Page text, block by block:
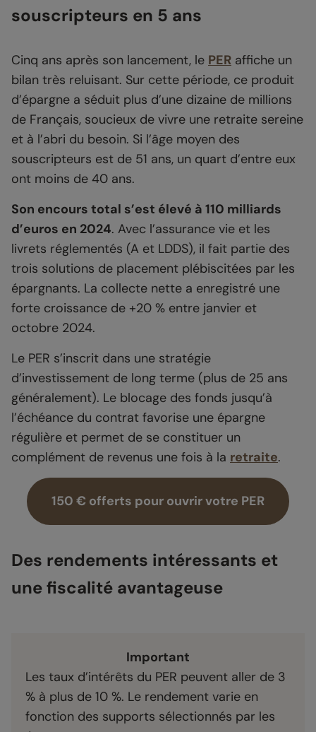
souscripteurs en 5 ans
Cinq ans après son lancement, le PER affiche un
bilan très reluisant. Sur cette période, ce produit
d’épargne a séduit plus d’une dizaine de millions
de Français, soucieux de vivre une retraite sereine
et à l’abri du besoin. Si l’âge moyen des
souscripteurs est de 51 ans, un quart d’entre eux
ont moins de 40 ans.
Son encours total s’est élevé à 110 milliards
d’euros en 2024. Avec l’assurance vie et les
livrets réglementés (A et LDDS), il fait partie des
trois solutions de placement plébiscitées par les
épargnants. La collecte nette a enregistré une
forte croissance de +20 % entre janvier et
octobre 2024.
Le PER s’inscrit dans une stratégie
d’investissement de long terme (plus de 25 ans
généralement). Le blocage des fonds jusqu’à
l’échéance du contrat favorise une épargne
régulière et permet de se constituer un
complément de revenus une fois à la retraite.
150 € offerts pour ouvrir votre PER
Des rendements intéressants et
une fiscalité avantageuse
Important
Les taux d’intérêts du PER peuvent aller de 3
% à plus de 10 %. Le rendement varie en
fonction des supports sélectionnés par les